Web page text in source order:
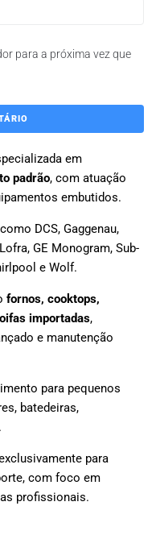
para a próxima vez que
em
padrão, com atuação
embutidos.
DCS, Gaggenau,
GE Monogram, Sub-
e Wolf.
fornos, cooktops,
importadas,
e manutenção
para pequenos
batedeiras,
para
com foco em
profissionais.